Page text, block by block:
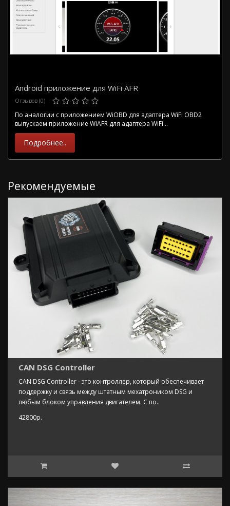
Android приложение для WiFi AFR
Отзывов (0)
По аналогии с приложением WiOBD для адаптера WiFi OBD2
выпускаем приложение WiAFR для адаптера WiFi ..
Подробнее..
Рекомендуемые
CAN DSG Controller
CAN DSG Controller - это контроллер, который обеспечивает
поддержку и связь между штатным мехатроником DSG и
любым блоком управления двигателем. С по..
42800р.